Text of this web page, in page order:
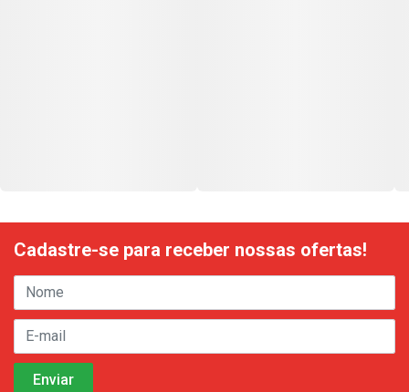
Cadastre-se para receber nossas ofertas!